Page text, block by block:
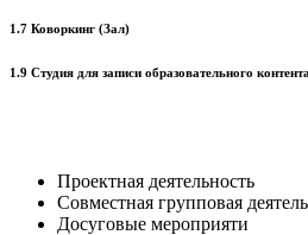
1.7 Коворкинг (Зал)
1.9 Студия для записи образовательного контента
Проектная деятельность
Совместная групповая
Досуговые мероприяти